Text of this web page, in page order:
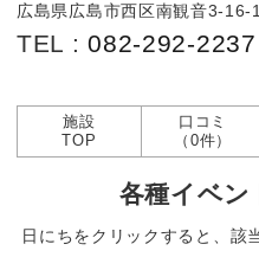
広島県広島市西区南観音3-16-
TEL :082-292-2237
施設
TOP
口コミ
（0件）
各種イベン
日にちをクリックすると、該